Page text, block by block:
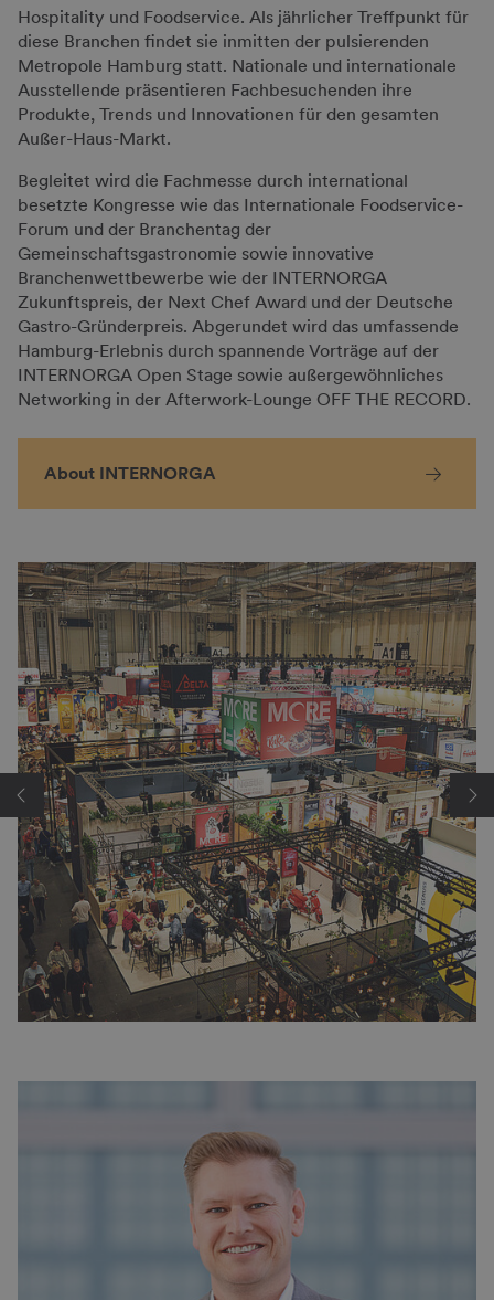
Ausstellendenbroschüre 2027
Alle wichtigen Infos für Ausstellende hier
Hospitality und Foodservice. Als jährlicher Treffpunkt für
diese Branchen findet sie inmitten der pulsierenden
Metropole Hamburg statt. Nationale und internationale
Ausstellende präsentieren Fachbesuchenden ihre
Produkte, Trends und Innovationen für den gesamten
Außer-Haus-Markt.
Begleitet wird die Fachmesse durch international
besetzte Kongresse wie das Internationale Foodservice-
Forum und der Branchentag der
Gemeinschaftsgastronomie sowie innovative
Branchenwettbewerbe wie der INTERNORGA
Zukunftspreis, der Next Chef Award und der Deutsche
Gastro-Gründerpreis. Abgerundet wird das umfassende
Hamburg-Erlebnis durch spannende Vorträge auf der
INTERNORGA Open Stage sowie außergewöhnliches
Networking in der Afterwork-Lounge OFF THE RECORD.
About INTERNORGA